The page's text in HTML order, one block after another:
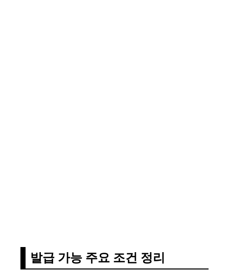
발급 가능 주요 조건 정리